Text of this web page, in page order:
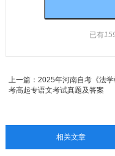
已有
上一篇： 2025年河南自考《法
考高起专语文考试真题及答案
相关文章